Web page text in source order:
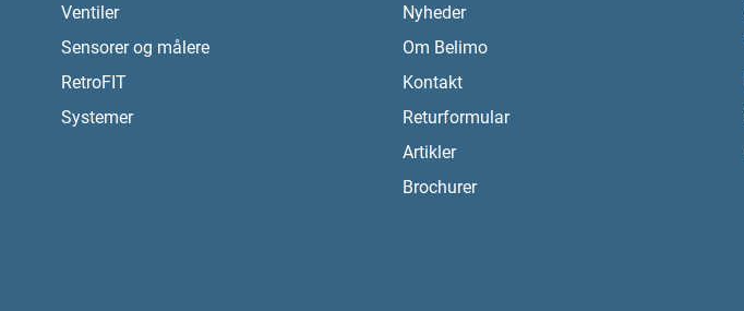
Ventiler
Sensorer og målere
RetroFIT
Systemer
Nyheder
Om Belimo
Kontakt
Returformular
Artikler
Brochurer